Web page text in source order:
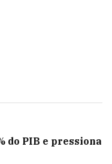
do PIB e pressiona